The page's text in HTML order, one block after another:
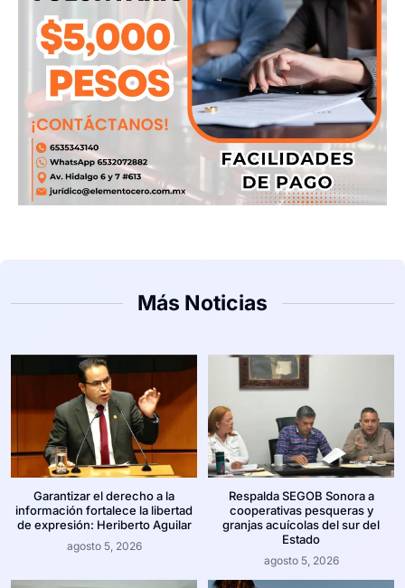
Más Noticias
Garantizar el derecho a la
información fortalece la libertad
de expresión: Heriberto Aguilar
agosto 5, 2026
Respalda SEGOB Sonora a
cooperativas pesqueras y
granjas acuícolas del sur del
Estado
agosto 5, 2026